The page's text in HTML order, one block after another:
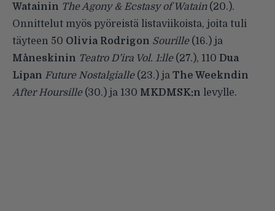
Watainin The Agony & Ecstasy of Watain(20.).
Onnittelut myös pyöreistä listaviikoista, joita tuli
täyteen 50 Olivia Rodrigon Sourille(16.) ja
Måneskinin Teatro D’ira Vol. 1:lle(27.), 110 Dua
Lipan Future Nostalgialle(23.) ja The Weekndin
After Hoursille(30.) ja 130 MKDMSK:n levylle.